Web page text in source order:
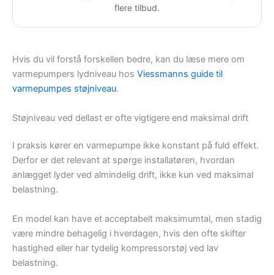
flere tilbud.
Hvis du vil forstå forskellen bedre, kan du læse mere om
varmepumpers lydniveau hos Viessmanns guide til
varmepumpes støjniveau.
Støjniveau ved dellast er ofte vigtigere end maksimal drift
I praksis kører en varmepumpe ikke konstant på fuld effekt.
Derfor er det relevant at spørge installatøren, hvordan
anlægget lyder ved almindelig drift, ikke kun ved maksimal
belastning.
En model kan have et acceptabelt maksimumtal, men stadig
være mindre behagelig i hverdagen, hvis den ofte skifter
hastighed eller har tydelig kompressorstøj ved lav
belastning.